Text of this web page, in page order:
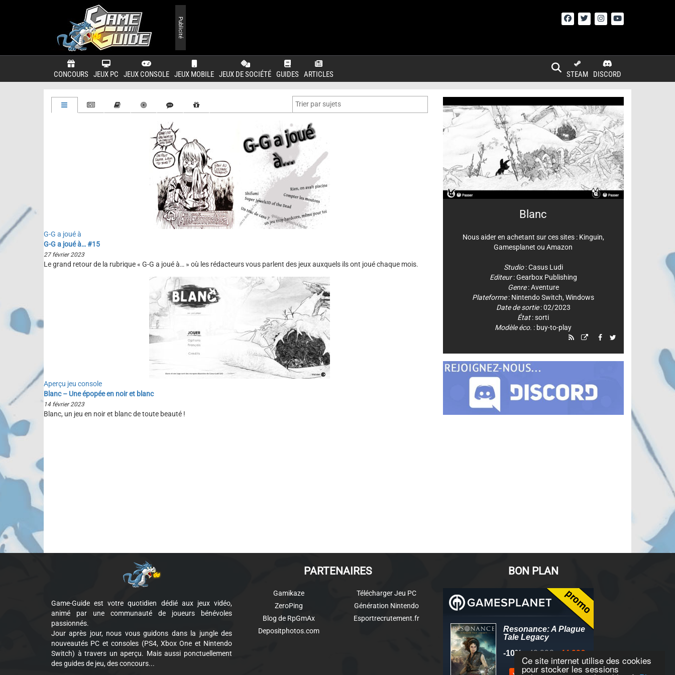
Ce site internet utilise des cookies
pour stocker les sessions
CONCOURS JEUX PC JEUX CONSOLE JEUX MOBILE JEUX DE SOCIÉTÉ GUIDES ARTICLES DISCORD
STEAM
Publicité
G-G a joué à
G-G a joué à… #15
27 février 2023
Le grand retour de la rubrique « G-G a joué à… » où les rédacteurs vous parlent des jeux auxquels ils ont joué chaque mois.
Aperçu jeu console
Blanc – Une épopée en noir et blanc
14 février 2023
Blanc, un jeu en noir et blanc de toute beauté !
Blanc
Nous aider en achetant sur ces sites : Kinguin,
Gamesplanet ouAmazon
Studio:Casus Ludi
Editeur:Gearbox Publishing
Genre:Aventure
Plateforme: Nintendo Switch,Windows
Date de sortie: 02/2023
État: sorti
Modèle éco. : buy-to-play
Game-Guide est votre quotidien dédié aux jeux vidéo,
animé par une communauté de joueurs bénévoles
passionnés.
Jour après jour, nous vous guidons dans la jungle des
nouveautés PC et consoles (PS4, Xbox One et Nintendo
Switch) à travers un aperçu. Mais aussi ponctuellement
des guides de jeu, des concours...
PARTENAIRES
Gamikaze
ZeroPing
Blog de RpGmAx
Depositphotos.com
Télécharger Jeu PC
Génération Nintendo
Esportrecrutement.fr
BON PLAN